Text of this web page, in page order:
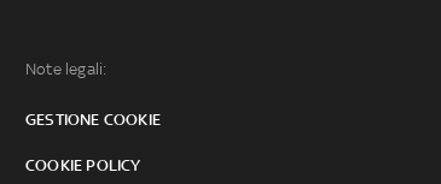
Note legali:
GESTIONE COOKIE
COOKIE POLICY